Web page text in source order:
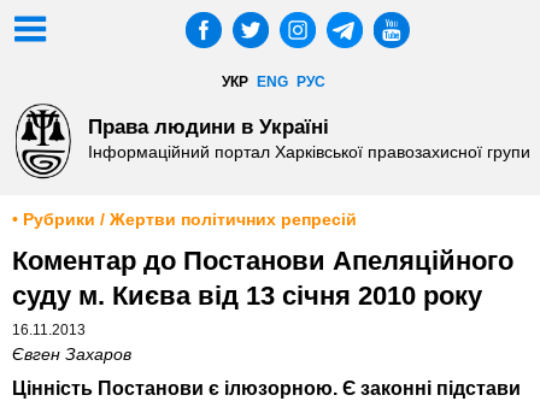
УКР ENG РУС
Права людини в Україні
Інформаційний портал Харківської правозахисної групи
• Рубрики / Жертви політичних репресій
Коментар до Постанови Апеляційного
суду м. Києва від 13 січня 2010 року
16.11.2013
Євген Захаров
Цінність Постанови є ілюзорною. Є законні підстави